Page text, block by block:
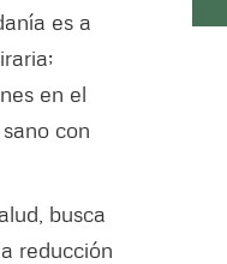
es a
en el
con
busca
reducción